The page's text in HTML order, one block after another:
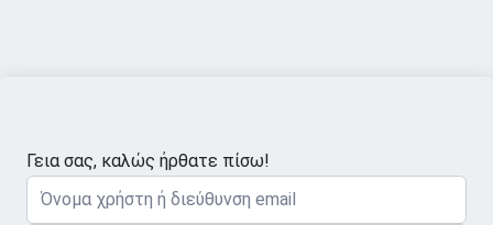
Γεια σας, καλώς ήρθατε πίσω!